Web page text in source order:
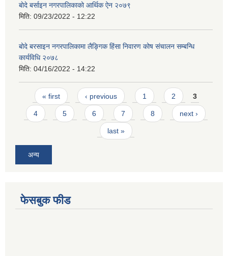
बाेदे बर्साइन नगरपालिकाको आर्थिक ऐन २०७९
मिति: 09/23/2022 - 12:22
बोदे बरसाइन नगरपालिकामा लैङ्गिक हिंसा निवारण कोष संचालन सम्बन्धि
कार्यविधि २०७८
मिति: 04/16/2022 - 14:22
Pages
« first ‹ previous 1 2 3
4 5 6 7 8 next ›
last »
अन्य
फेसबुक फीड